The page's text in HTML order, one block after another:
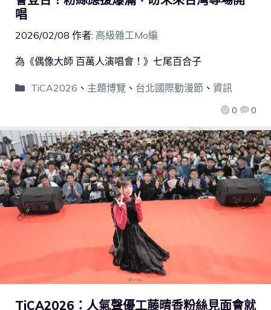
唱
2026/02/08 作者: 高級雜工Mo編
0 0
為《偶像大師 百萬人演唱會！》七尾百合子
TiCA2026 、 主題博覽 、 台北國際動漫節、 資訊
TiCA2026：人氣聲優工藤晴香粉絲見面會就